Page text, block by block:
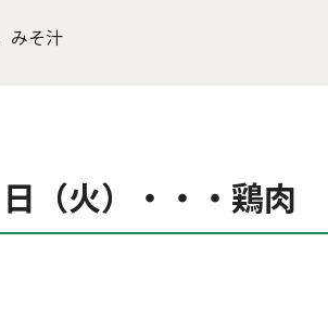
みそ汁
（火）・・・鶏肉